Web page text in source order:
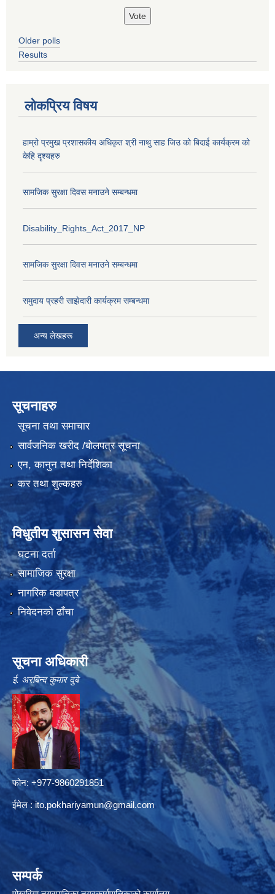
Older polls
Results
लोकप्रिय विषय
हाम्रो प्रमुख प्रशासकीय अधिकृत श्री नाथु साह जिउ को बिदाई कार्यक्रम को
केहि दृश्यहरु
सामजिक सुरक्षा दिवस मनाउने सम्बन्धमा
Disability_Rights_Act_2017_NP
सामजिक सुरक्षा दिवस मनाउने सम्बन्धमा
समुदाय प्रहरी साझेदारी कार्यक्रम सम्बन्धमा
अन्य लेखहरू
सूचनाहरु
सूचना तथा समाचार
सार्वजनिक खरीद /बोलपत्र सूचना
एन, कानुन तथा निर्देशिका
कर तथा शुल्कहरु
विधुतीय शुसासन सेवा
घटना दर्ता
सामाजिक सुरक्षा
नागरिक वडापत्र
निवेदनको ढाँचा
सूचना अधिकारी
ई. अरबिन्द कुमार दुबे
फोन: +977-9860291851
ईमेल :ito.pokhariyamun@gmail.com
सम्पर्क